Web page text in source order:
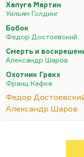
снестись с
от них узнать,
сферы. Вообще мне
последних дней
посмертные
«Вести из
идеей для
абсолютное
куда-то.
Дело в том, что
Хапуга Мартин
Уильям Голдинг
Бобок
Федор Достоевский
Смерть и
Александр Шаров
Охотник Гракх
Франц Кафка
Федор
Александр Шаров